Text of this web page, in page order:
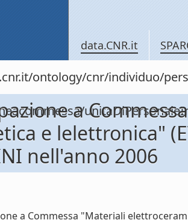
data.CNR.it
ontology/cnr/individuo/
a
e lelettronica"
nell'anno 2006
a Commessa "Materiali